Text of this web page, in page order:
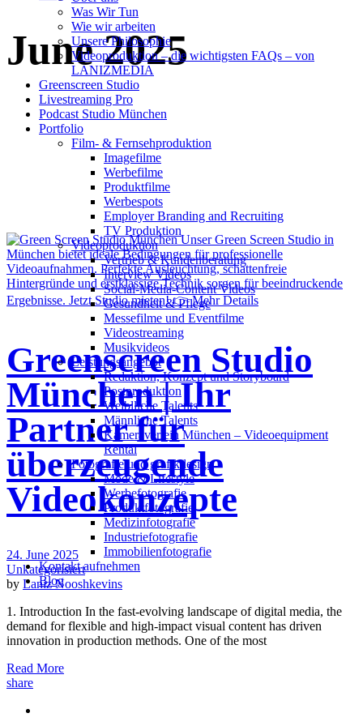
Was Wir Tun
Wie wir arbeiten
Unsere Philosophie
Videoproduktion – die wichtigsten FAQs – von
LANIZMEDIA
Greenscreen Studio
Livestreaming Pro
Podcast Studio München
Portfolio
Film- & Fernsehproduktion
Imagefilme
Werbefilme
Produktfilme
Werbespots
Employer Branding and Recruiting
TV Produktion
Videoproduktion
Vertrieb & Kundenberatung
Interview Videos
Social-Media-Content Videos
Gesundheit & Pflege
Mes­se­filme und Eventfilme
Video­strea­ming
Musikvideos
Leis­tungs­an­ge­bot
Redak­ti­on, Kon­zept und Storyboard
Post­pro­duk­ti­on
Weiblliche Talents
Männliche Talents
Kameraverleih München – Videoequipment
Rental
Fotografie und grafikdesign
Mode & Lifestyle
Werbefotografie
Produktfotografie
Medizinfotografie
Industriefotografie
Immobilienfotografie
Kontakt aufnehmen
Blog
June 2025
Greenscreen Studio
München | Ihr
Partner für
überzeugende
Videokonzepte
24. June 2025
Unkategorisiert
by Laniz Nooshkevins
1. Introduction In the fast-evolving landscape of digital media, the
demand for flexible and high-impact visual content has driven
innovation in production methods. One of the most
Read More
share